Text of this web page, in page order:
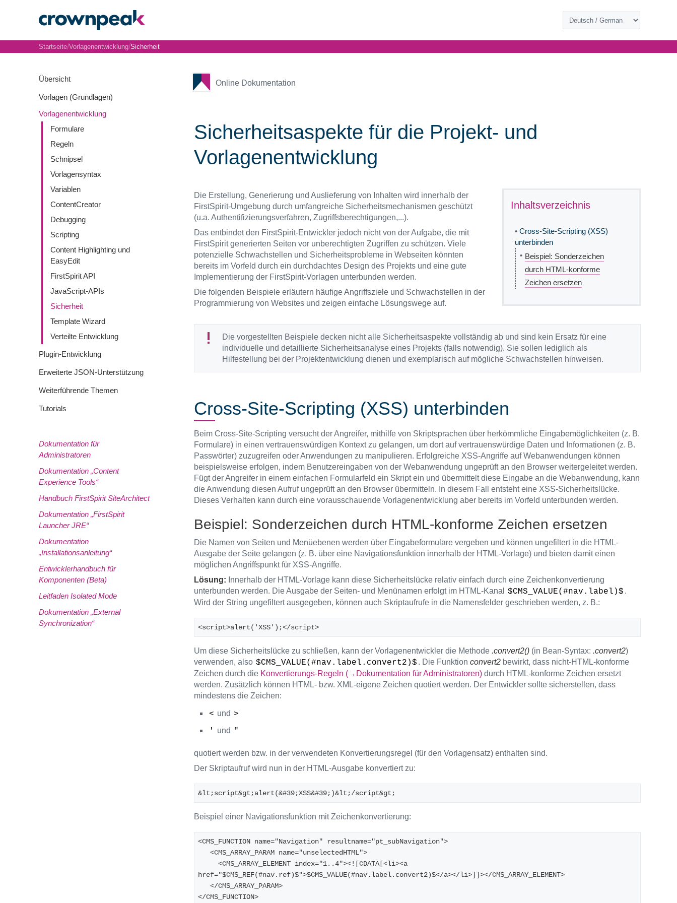
Übersicht
Vorlagen (Grundlagen)
Vorlagenentwicklung
Formulare
Regeln
Schnipsel
Vorlagensyntax
Variablen
ContentCreator
Debugging
Scripting
Content Highlighting und
EasyEdit
FirstSpirit API
JavaScript-APIs
Sicherheit
Template Wizard
Verteilte Entwicklung
Plugin-Entwicklung
Erweiterte JSON-Unterstützung
Weiterführende Themen
Tutorials
Dokumentation für
Administratoren
Dokumentation „Content
Experience Tools“
Handbuch FirstSpirit SiteArchitect
Dokumentation „FirstSpirit
Launcher JRE“
Dokumentation
„Installationsanleitung“
Entwicklerhandbuch für
Komponenten (Beta)
Leitfaden Isolated Mode
Dokumentation „External
Synchronization“
Online Dokumentation
Startseite/Vorlagenentwicklung/Sicherheit
Sicherheitsaspekte für die Projekt- und
Vorlagenentwicklung
Inhaltsverzeichnis
• Cross-Site-Scripting (XSS)
unterbinden
• Beispiel: Sonderzeichen
durch HTML-konforme
Zeichen ersetzen
Die Erstellung, Generierung und Auslieferung von Inhalten wird innerhalb der
FirstSpirit-Umgebung durch umfangreiche Sicherheitsmechanismen geschützt
(u.a. Authentifizierungsverfahren, Zugriffsberechtigungen,...).
Das entbindet den FirstSpirit-Entwickler jedoch nicht von der Aufgabe, die mit
FirstSpirit generierten Seiten vor unberechtigten Zugriffen zu schützen. Viele
potenzielle Schwachstellen und Sicherheitsprobleme in Webseiten könnten
bereits im Vorfeld durch ein durchdachtes Design des Projekts und eine gute
Implementierung der FirstSpirit-Vorlagen unterbunden werden.
Die folgenden Beispiele erläutern häufige Angriffsziele und Schwachstellen in der
Programmierung von Websites und zeigen einfache Lösungswege auf.
Die vorgestellten Beispiele decken nicht alle Sicherheitsaspekte vollständig ab und sind kein Ersatz für eine
individuelle und detaillierte Sicherheitsanalyse eines Projekts (falls notwendig). Sie sollen lediglich als
Hilfestellung bei der Projektentwicklung dienen und exemplarisch auf mögliche Schwachstellen hinweisen.
Cross-Site-Scripting (XSS) unterbinden
Beim Cross-Site-Scripting versucht der Angreifer, mithilfe von Skriptsprachen über herkömmliche Eingabemöglichkeiten (z. B.
Formulare) in einen vertrauenswürdigen Kontext zu gelangen, um dort auf vertrauenswürdige Daten und Informationen (z. B.
Passwörter) zuzugreifen oder Anwendungen zu manipulieren. Erfolgreiche XSS-Angriffe auf Webanwendungen können
beispielsweise erfolgen, indem Benutzereingaben von der Webanwendung ungeprüft an den Browser weitergeleitet werden.
Fügt der Angreifer in einem einfachen Formularfeld ein Skript ein und übermittelt diese Eingabe an die Webanwendung, kann
die Anwendung diesen Aufruf ungeprüft an den Browser übermitteln. In diesem Fall entsteht eine XSS-Sicherheitslücke.
Dieses Verhalten kann durch eine vorausschauende Vorlagenentwicklung aber bereits im Vorfeld unterbunden werden.
Beispiel: Sonderzeichen durch HTML-konforme Zeichen ersetzen
Die Namen von Seiten und Menüebenen werden über Eingabeformulare vergeben und können ungefiltert in die HTML-
Ausgabe der Seite gelangen (z. B. über eine Navigationsfunktion innerhalb der HTML-Vorlage) und bieten damit einen
möglichen Angriffspunkt für XSS-Angriffe.
Lösung: Innerhalb der HTML-Vorlage kann diese Sicherheitslücke relativ einfach durch eine Zeichenkonvertierung
unterbunden werden. Die Ausgabe der Seiten- und Menünamen erfolgt im HTML-Kanal
$CMS_VALUE(#nav.label)$ .
Wird der String ungefiltert ausgegeben, können auch Skriptaufrufe in die Namensfelder geschrieben werden, z. B.:
<script>alert('XSS');</script>
Um diese Sicherheitslücke zu schließen, kann der Vorlagenentwickler die Methode .convert2()(in Bean-Syntax: .convert2)
verwenden, also $CMS_VALUE(#nav.label.convert2)$ . Die Funktion convert2bewirkt, dass nicht-HTML-konforme
Zeichen durch die Konvertierungs-Regeln (→Dokumentation für Administratoren)durch HTML-konforme Zeichen ersetzt
werden. Zusätzlich können HTML- bzw. XML-eigene Zeichen quotiert werden. Der Entwickler sollte sicherstellen, dass
mindestens die Zeichen:
< und >
'
und "
quotiert werden bzw. in der verwendeten Konvertierungsregel (für den Vorlagensatz) enthalten sind.
Der Skriptaufruf wird nun in der HTML-Ausgabe konvertiert zu:
&lt;script&gt;alert(&#39;XSS&#39;)&lt;/script&gt;
Beispiel einer Navigationsfunktion mit Zeichenkonvertierung:
<CMS_FUNCTION name="Navigation" resultname="pt_subNavigation">
<CMS_ARRAY_PARAM name="unselectedHTML">
href="$CMS_REF(#nav.ref)$">$CMS_VALUE(#nav.label.convert2)$</a></li>]]></CMS_ARRAY_ELEMENT>
</CMS_ARRAY_PARAM>
</CMS_FUNCTION>